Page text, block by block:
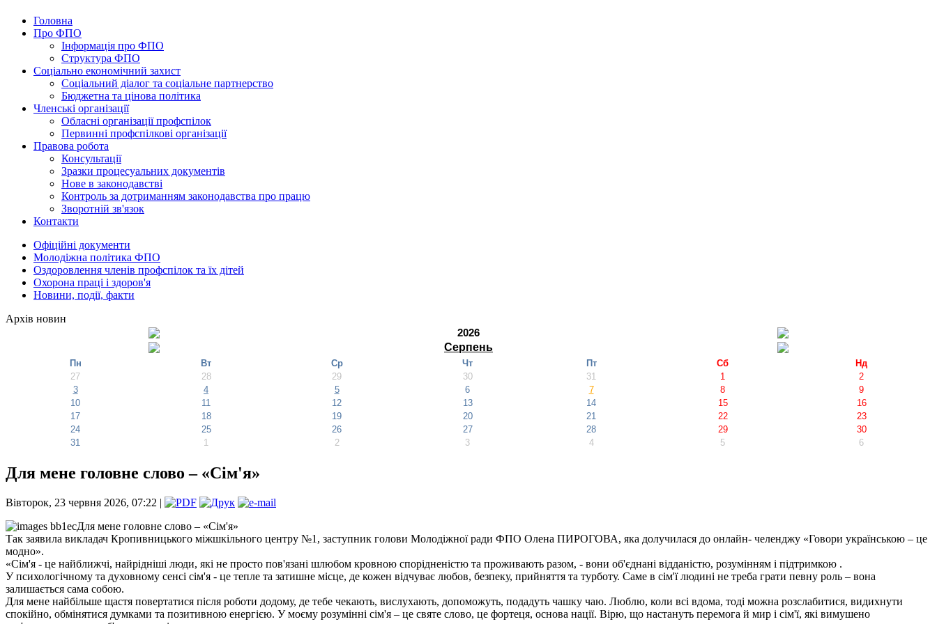
Головна
Про ФПО
Інформація про ФПО
Структура ФПО
Соціально економічний захист
Соціальний діалог та соціальне партнерство
Бюджетна та цінова політика
Членські організації
Обласні організації профспілок
Первинні профспілкові організації
Правова робота
Консультації
Зразки процесуальних документів
Нове в законодавстві
Контроль за дотриманням законодавства про працю
Зворотній зв'язок
Контакти
Офіційні документи
Молодіжна політика ФПО
Оздоровлення членів профспілок та їх дітей
Охорона праці і здоров'я
Новини, події, факти
Архів новин
2026
Серпень
Пн Вт Ср Чт Пт Сб
Нд
27
28 29 30 31 1
2
3
4 5 6 7 8
9
10
11 12 13 14 15
16
17
18 19 20 21 22
23
24
25 26 27 28 29
30
31
1 2 3 4 5 6
Для мене головне слово – «Сім'я»
Вівторок, 23 червня 2026, 07:22 |
Для мене головне слово – «Сім'я»
Так заявила викладач Кропивницького міжшкільного центру №1, заступник голови Молодіжної ради ФПО Олена ПИРОГОВА, яка долучилася до онлайн- челенджу «Говори українською – це
модно».
«Сім'я - це найближчі, найрідніші люди, які не просто пов'язані шлюбом кровною спорідненістю та проживають разом, - вони об'єднані відданістю, розумінням і підтримкою .
У психологічному та духовному сенсі сім'я - це тепле та затишне місце, де кожен відчуває любов, безпеку, прийняття та турботу. Саме в сім'ї людині не треба грати певну роль – вона
залишається сама собою.
Для мене найбільше щастя повертатися після роботи додому, де тебе чекають, вислухають, допоможуть, подадуть чашку чаю. Люблю, коли всі вдома, тоді можна розслабитися, видихнути
спокійно, обмінятися думками та позитивною енергією. У моєму розумінні сім'я – це святе слово, це фортеця, основа нації. Вірю, що настануть перемога й мир і сім'ї, які вимушено